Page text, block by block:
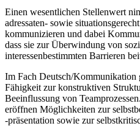
Einen wesentlichen Stellenwert
adressaten- sowie
kommunizieren und dabei
dass sie zur Überwindung von
interessenbestimmten Barrieren
Im Fach Deutsch/Kommunikation
Fähigkeit zur konstruktiven
Beeinflussung von
eröffnen Möglichkeiten zur
-präsentation sowie zur